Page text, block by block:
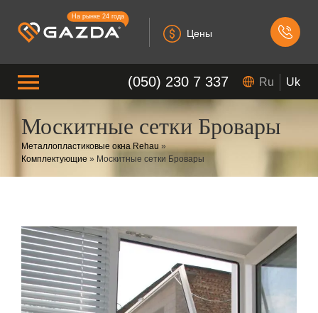
На рынке 24 года
Цены
(050) 230 7 337 Ru Uk
Москитные сетки Бровары
Металлопластиковые окна Rehau »
Комплектующие » Москитные сетки Бровары